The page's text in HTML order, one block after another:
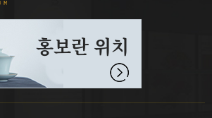
홍보란 위치